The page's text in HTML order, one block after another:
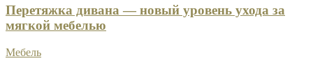
Перетяжка дивана — новый уровень ухода за
мягкой мебелью
Мебель